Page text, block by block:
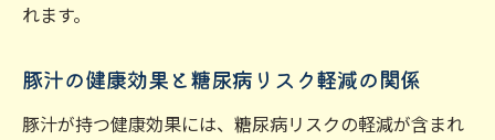
れます。
豚汁の健康効果と糖尿病リスク軽減の関係
豚汁が持つ健康効果には、糖尿病リスクの軽減が含まれ